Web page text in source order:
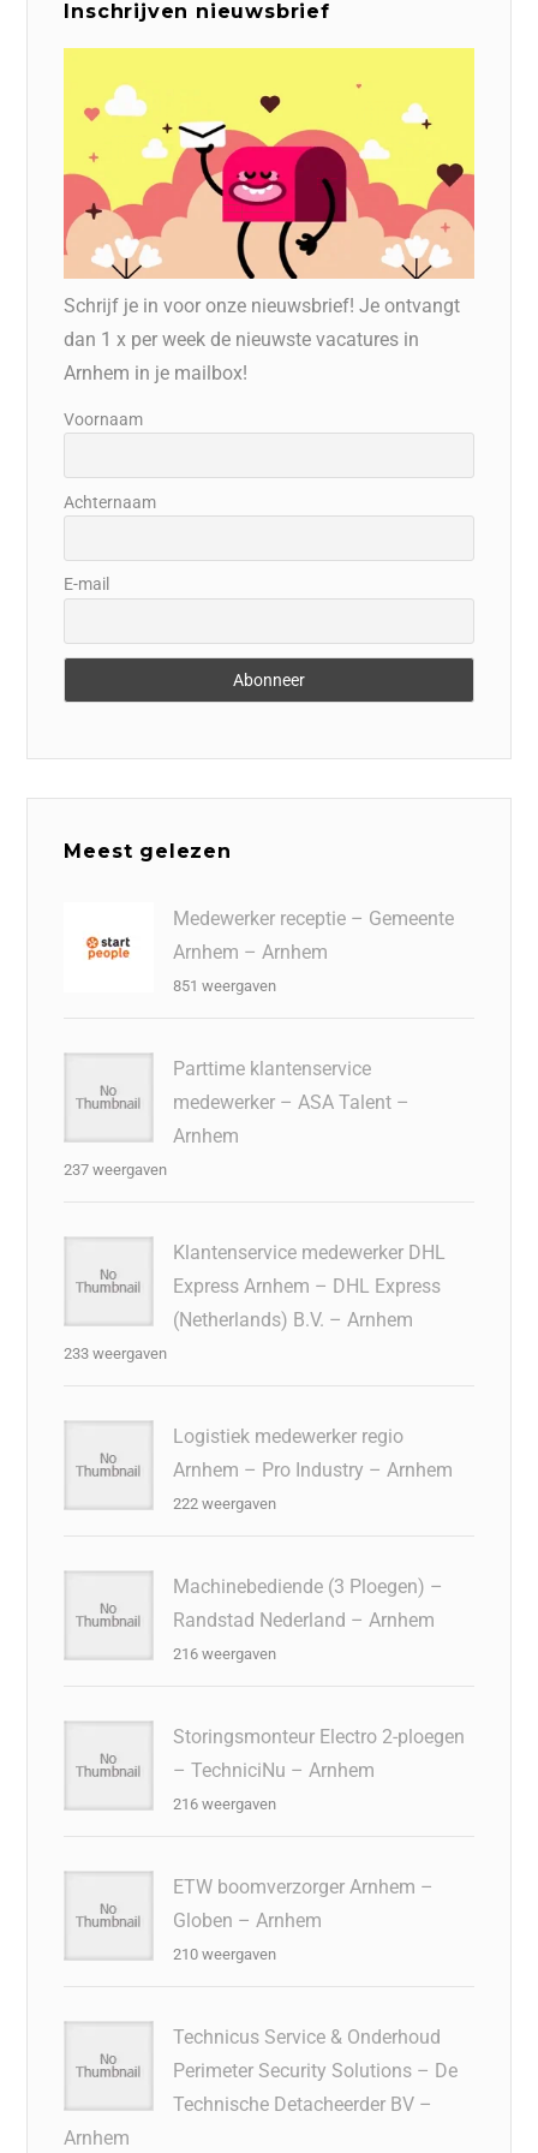
Inschrijven nieuwsbrief
Schrijf je in voor onze nieuwsbrief! Je ontvangt
dan 1 x per week de nieuwste vacatures in
Arnhem in je mailbox!
Voornaam
Achternaam
E-mail
Meest gelezen
Medewerker receptie – Gemeente
Arnhem – Arnhem
851 weergaven
Parttime klantenservice
medewerker – ASA Talent –
Arnhem
237 weergaven
Klantenservice medewerker DHL
Express Arnhem – DHL Express
(Netherlands) B.V. – Arnhem
233 weergaven
Logistiek medewerker regio
Arnhem – Pro Industry – Arnhem
222 weergaven
Machinebediende (3 Ploegen) –
Randstad Nederland – Arnhem
216 weergaven
Storingsmonteur Electro 2-ploegen
– TechniciNu – Arnhem
216 weergaven
ETW boomverzorger Arnhem –
Globen – Arnhem
210 weergaven
Technicus Service & Onderhoud
Perimeter Security Solutions – De
Technische Detacheerder BV –
Arnhem